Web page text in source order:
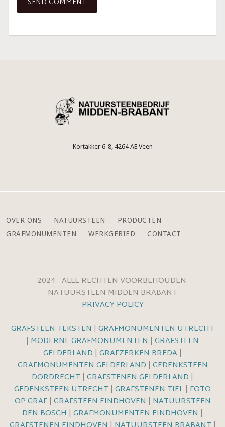
Kortakker 6-8, 4264 AE Veen
OVER ONS NATUURSTEEN
PRODUCTEN
GRAFMONUMENTEN
WERKGEBIED CONTACT
2024 - ALLE RECHTEN VOORBEHOUDEN.
NATUURSTEEN MIDDEN-BRABANT
PRIVACY POLICY
GRAFSTEEN TEKSTEN | GRAFMONUMENTEN UTRECHT
| MODERNE GRAFMONUMENTEN | GRAFSTEEN
GELDERLAND | GRAFZERKEN BREDA|
GRAFMONUMENTEN GELDERLAND | GEDENKSTEEN
DORDRECHT | GRAFSTENEN GELDERLAND |
GEDENKSTEEN UTRECHT | GRAFSTENEN TIEL| FOTO
OP GRAF| GRAFSTEEN EINDHOVEN | NATUURSTEEN
DEN BOSCH | GRAFMONUMENTEN EINDHOVEN |